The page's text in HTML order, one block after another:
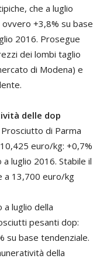
che a luglio
+3,8% su base
2016. Prosegue
dei lombi taglio
di Modena) e
delle dop
di Parma
euro/kg: +0,7%
luglio 2016. Stabile il
a 13,700 euro/kg
luglio della
pesanti dop:
su base tendenziale.
della